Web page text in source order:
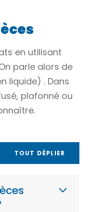
en utilisant
parle alors de
liquide) . Dans
plafonné ou
TOUT DÉPLIER